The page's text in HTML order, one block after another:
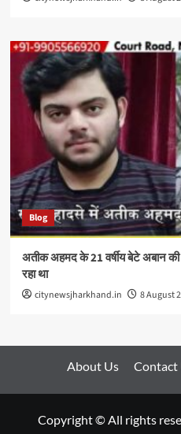
Blog
अतीक अहमद के 21 वर्षीय बेटे अबान
रहा था
citynewsjharkhand.in 8 August
About Us Contact
Copyright © All rights